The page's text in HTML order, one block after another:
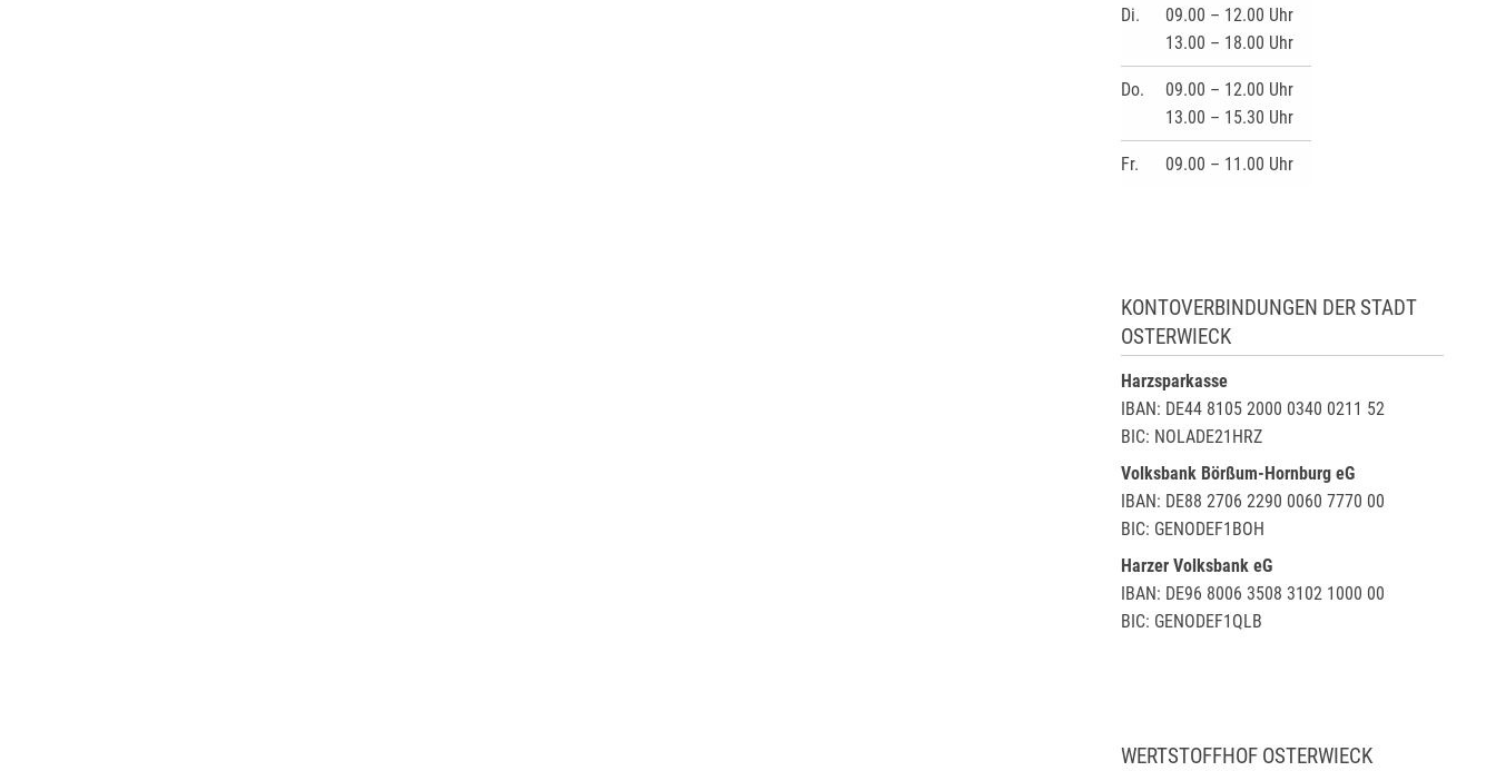
Di.
09.00 – 12.00 Uhr
13.00 – 18.00 Uhr
Do.
09.00 – 12.00 Uhr
13.00 – 15.30 Uhr
Fr. 09.00 – 11.00 Uhr
KONTOVERBINDUNGEN DER STADT
OSTERWIECK
Harzsparkasse
IBAN: DE44 8105 2000 0340 0211 52
BIC: NOLADE21HRZ
Volksbank Börßum-Hornburg eG
IBAN: DE88 2706 2290 0060 7770 00
BIC: GENODEF1BOH
Harzer Volksbank eG
IBAN: DE96 8006 3508 3102 1000 00
BIC: GENODEF1QLB
WERTSTOFFHOF OSTERWIECK